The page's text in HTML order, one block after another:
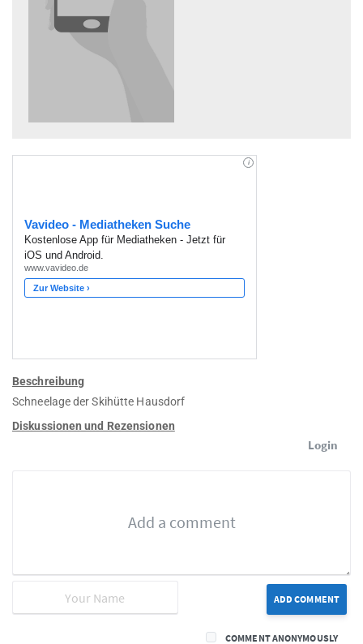
Beschreibung
Schneelage der Skihütte Hausdorf
Diskussionen und Rezensionen
Login
ADD COMMENT
COMMENT ANONYMOUSLY